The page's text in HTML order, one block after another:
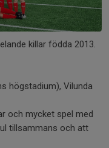
killar födda 2013.
högstadium), Vilunda
och mycket spel med
tillsammans och att